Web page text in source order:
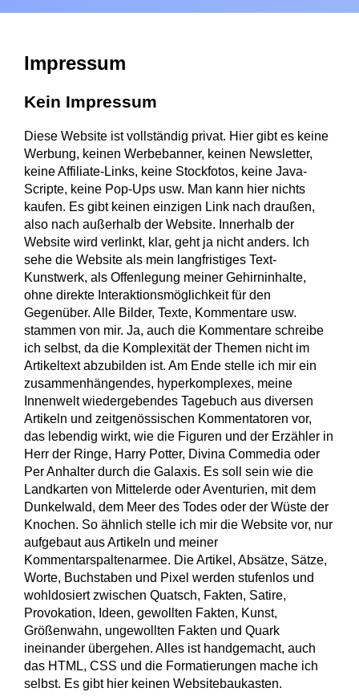
Impressum
Kein Impressum
Diese Website ist vollständig privat. Hier gibt es keine
Werbung, keinen Werbebanner, keinen Newsletter,
keine Affiliate-Links, keine Stockfotos, keine Java-
Scripte, keine Pop-Ups usw. Man kann hier nichts
kaufen. Es gibt keinen einzigen Link nach draußen,
also nach außerhalb der Website. Innerhalb der
Website wird verlinkt, klar, geht ja nicht anders. Ich
sehe die Website als mein langfristiges Text-
Kunstwerk, als Offenlegung meiner Gehirninhalte,
ohne direkte Interaktionsmöglichkeit für den
Gegenüber. Alle Bilder, Texte, Kommentare usw.
stammen von mir. Ja, auch die Kommentare schreibe
ich selbst, da die Komplexität der Themen nicht im
Artikeltext abzubilden ist. Am Ende stelle ich mir ein
zusammenhängendes, hyperkomplexes, meine
Innenwelt wiedergebendes Tagebuch aus diversen
Artikeln und zeitgenössischen Kommentatoren vor,
das lebendig wirkt, wie die Figuren und der Erzähler in
Herr der Ringe, Harry Potter, Divina Commedia oder
Per Anhalter durch die Galaxis. Es soll sein wie die
Landkarten von Mittelerde oder Aventurien, mit dem
Dunkelwald, dem Meer des Todes oder der Wüste der
Knochen. So ähnlich stelle ich mir die Website vor, nur
aufgebaut aus Artikeln und meiner
Kommentarspaltenarmee. Die Artikel, Absätze, Sätze,
Worte, Buchstaben und Pixel werden stufenlos und
wohldosiert zwischen Quatsch, Fakten, Satire,
Provokation, Ideen, gewollten Fakten, Kunst,
Größenwahn, ungewollten Fakten und Quark
ineinander übergehen. Alles ist handgemacht, auch
das HTML, CSS und die Formatierungen mache ich
selbst. Es gibt hier keinen Websitebaukasten.